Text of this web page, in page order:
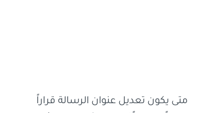
متى يكون تعديل عنوان الرسالة قراراً